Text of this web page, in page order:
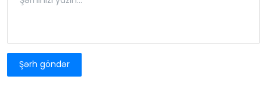
Şərh göndər